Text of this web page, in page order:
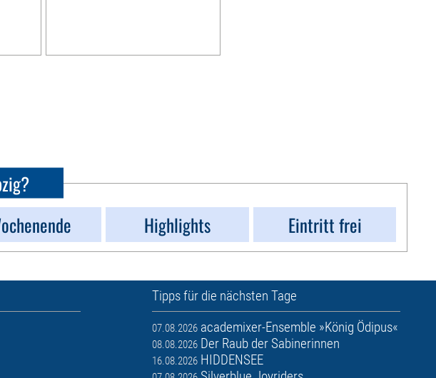
Highlights Eintritt frei
Tipps für die nächsten Tage
07.08.2026 academixer-Ensemble »König Ödipus«
08.08.2026 Der Raub der Sabinerinnen
16.08.2026 HIDDENSEE